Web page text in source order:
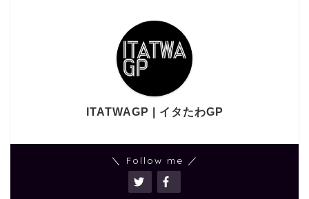
ITATWAGP | イタたわGP
＼ Follow me ／